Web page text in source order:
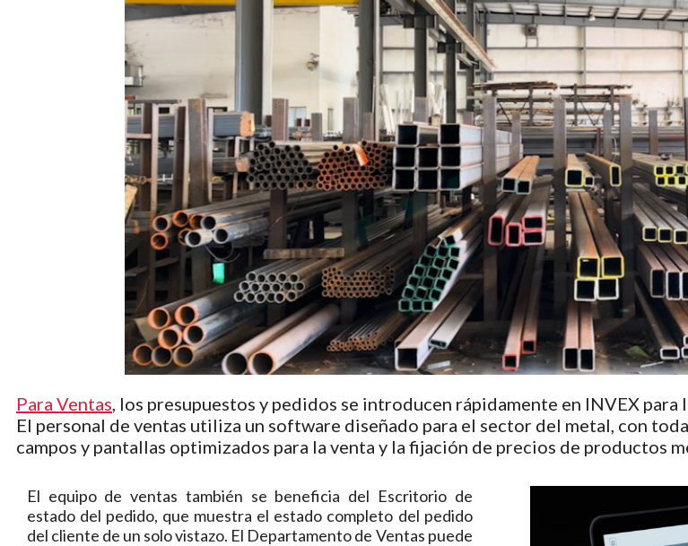
Para Ventas, los presupuestos y pedidos se introducen rápidamente en INVEX
El personal de ventas utiliza un software diseñado para el sector del metal, con
campos y pantallas optimizados para la venta y la fijación de precios de productos
El equipo de ventas también se beneficia del Escritorio de
estado del pedido, que muestra el estado completo del pedido
del cliente de un solo vistazo. El Departamento de Ventas puede